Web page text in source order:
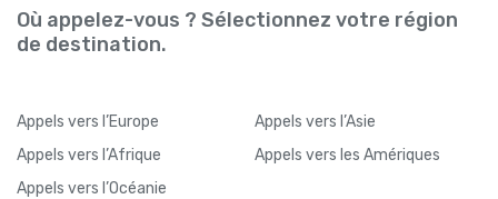
Où appelez-vous ? Sélectionnez votre région
de destination.
Appels vers l’Europe Appels vers l’Asie
Appels vers l’Afrique Appels vers les Amériques
Appels vers l’Océanie